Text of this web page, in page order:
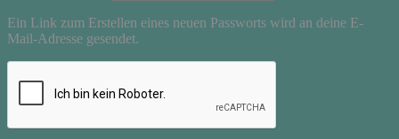
Ein Link zum Erstellen eines neuen Passworts wird an deine E-
Mail-Adresse gesendet.